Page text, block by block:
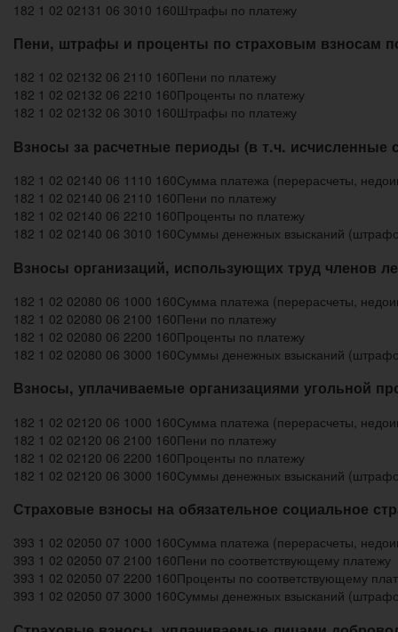
182 1 02 02131 06 3010 160Штрафы по платежу
Пени, штрафы и проценты по страховым взносам
182 1 02 02132 06 2110 160Пени по платежу
182 1 02 02132 06 2210 160Проценты по платежу
182 1 02 02132 06 3010 160Штрафы по платежу
Взносы за расчетные периоды (в т.ч.
182 1 02 02140 06 1110 160Сумма платежа (перерасчеты,
182 1 02 02140 06 2110 160Пени по платежу
182 1 02 02140 06 2210 160Проценты по платежу
182 1 02 02140 06 3010 160Суммы денежных взысканий
Взносы организаций, использующих труд членов
182 1 02 02080 06 1000 160Сумма платежа (перерасчеты,
182 1 02 02080 06 2100 160Пени по платежу
182 1 02 02080 06 2200 160Проценты по платежу
182 1 02 02080 06 3000 160Суммы денежных взысканий
Взносы, уплачиваемые организациями угольной
182 1 02 02120 06 1000 160Сумма платежа (перерасчеты,
182 1 02 02120 06 2100 160Пени по платежу
182 1 02 02120 06 2200 160Проценты по платежу
182 1 02 02120 06 3000 160Суммы денежных взысканий
Страховые взносы на обязательное социальное
393 1 02 02050 07 1000 160Сумма платежа (перерасчеты,
393 1 02 02050 07 2100 160Пени по соответствующему платежу
393 1 02 02050 07 2200 160Проценты по соответствующему
393 1 02 02050 07 3000 160Суммы денежных взысканий